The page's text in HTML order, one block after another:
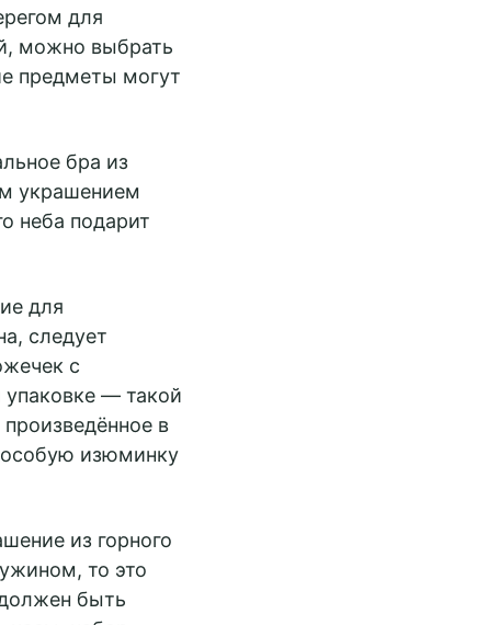
для
можно выбрать
предметы могут
бра из
украшением
неба подарит
для
следует
с
— такой
в
особую изюминку
из горного
то это
быть